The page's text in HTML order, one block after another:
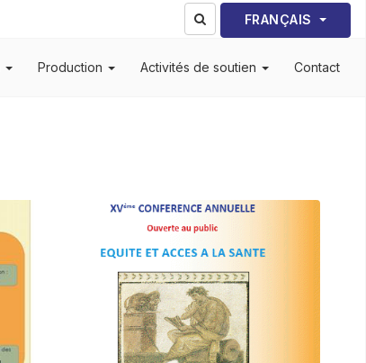
Sélectionnez votre
FRANÇAIS
Production Activités de soutien Contact